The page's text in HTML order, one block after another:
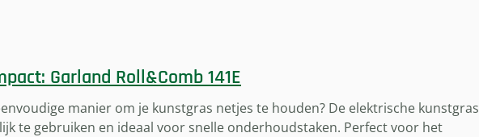
Garland Roll&Comb 141E
manier om je kunstgras netjes te houden? De elektrische kunstgras
te gebruiken en ideaal voor snelle onderhoudstaken. Perfect voor het